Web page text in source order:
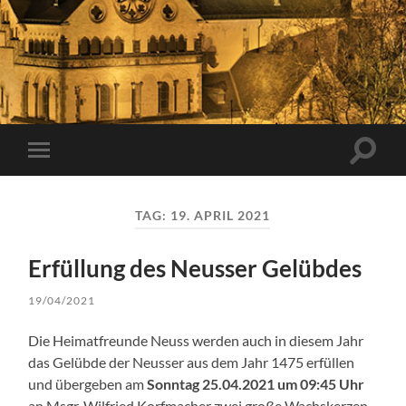
Mobile-
Menü
TAG: 19. APRIL 2021
Erfüllung des Neusser Gelübdes
19/04/2021
Die Heimatfreunde Neuss werden auch in diesem Jahr
das Gelübde der Neusser aus dem Jahr 1475 erfüllen
und übergeben amSonntag 25.04.2021 um 09:45 Uhr